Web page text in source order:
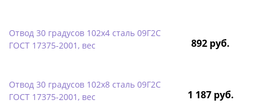
Отвод 30 градусов 102х4 сталь 09Г2С
ГОСТ 17375-2001, вес
892 руб.
Отвод 30 градусов 102х8 сталь 09Г2С
ГОСТ 17375-2001, вес
1 187 руб.